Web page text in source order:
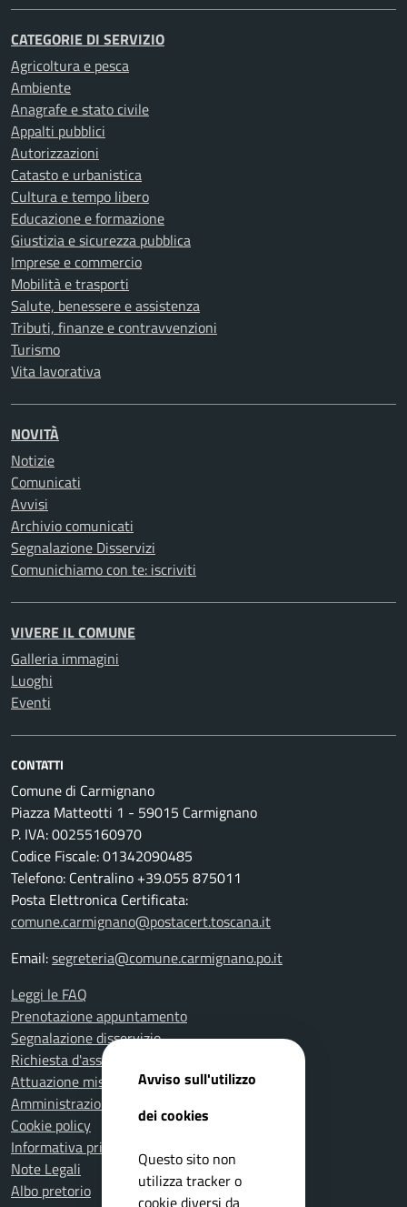
CATEGORIE DI SERVIZIO
Agricoltura e pesca
Ambiente
Anagrafe e stato civile
Appalti pubblici
Autorizzazioni
Catasto e urbanistica
Cultura e tempo libero
Educazione e formazione
Giustizia e sicurezza pubblica
Imprese e commercio
Mobilità e trasporti
Salute, benessere e assistenza
Tributi, finanze e contravvenzioni
Turismo
Vita lavorativa
NOVITÀ
Notizie
Comunicati
Avvisi
Archivio comunicati
Segnalazione Disservizi
Comunichiamo con te: iscriviti
VIVERE IL COMUNE
Galleria immagini
Luoghi
Eventi
CONTATTI
Comune di Carmignano
Piazza Matteotti 1 - 59015 Carmignano
P. IVA: 00255160970
Codice Fiscale: 01342090485
Telefono: Centralino +39.055 875011
Posta Elettronica Certificata:
comune.carmignano@postacert.toscana.it
Email:segreteria@comune.carmignano.po.it
Leggi le FAQ
Prenotazione appuntamento
Segnalazione disservizio
Richiesta d'assistenza
Attuazione misure PNRR
Amministrazione trasparente
Cookie policy
Informativa privacy
Note Legali
Albo pretorio
Avviso sull'utilizzo
dei cookies
Questo sito non
utilizza tracker o
cookie diversi da